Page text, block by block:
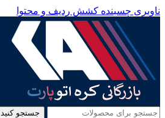
ناوبری چسبنده کشش ردیف و محتوا
جستجو کنید